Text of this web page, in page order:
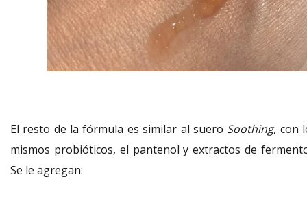
El resto de la fórmula es similar al suero Soothing, con
mismos probióticos, el pantenol y extractos de
Se le agregan: